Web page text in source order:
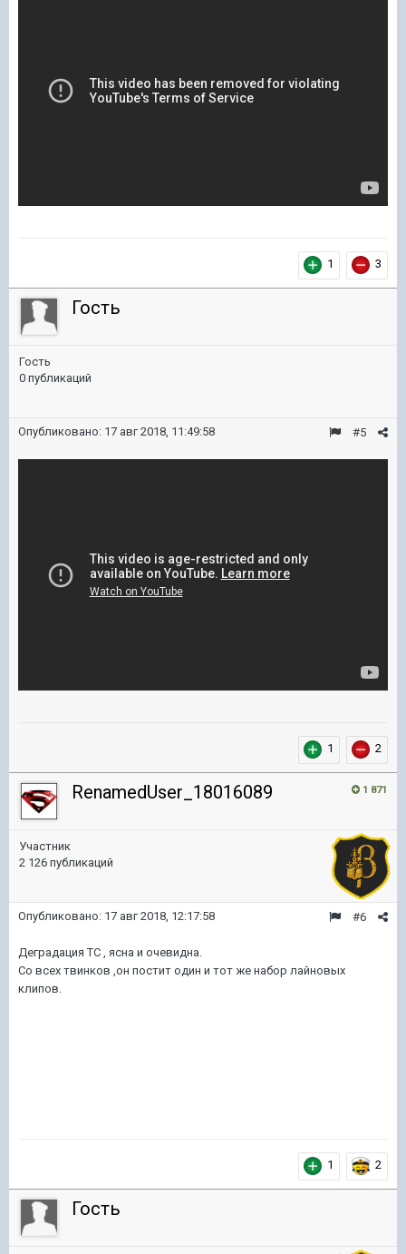
1 3
Гость
Гость
0 публикаций
#5
Опубликовано: 17 авг 2018, 11:49:58
1 2
1 871
RenamedUser_18016089
Участник
2 126 публикаций
#6
Опубликовано: 17 авг 2018, 12:17:58
Деградация ТС , ясна и очевидна.
Со всех твинков ,он постит один и тот же набор лайновых
клипов.
1 2
Гость